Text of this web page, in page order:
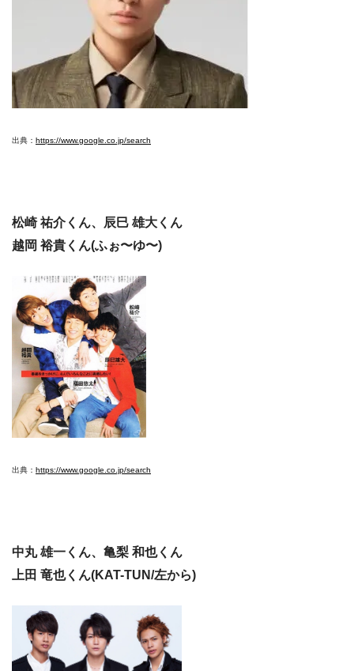
出典： https://www.google.co.jp/search
松崎 祐介くん、辰巳 雄大くん
越岡 裕貴くん(ふぉ〜ゆ〜)
出典： https://www.google.co.jp/search
中丸 雄一くん、亀梨 和也くん
上田 竜也くん(KAT-TUN/左から)